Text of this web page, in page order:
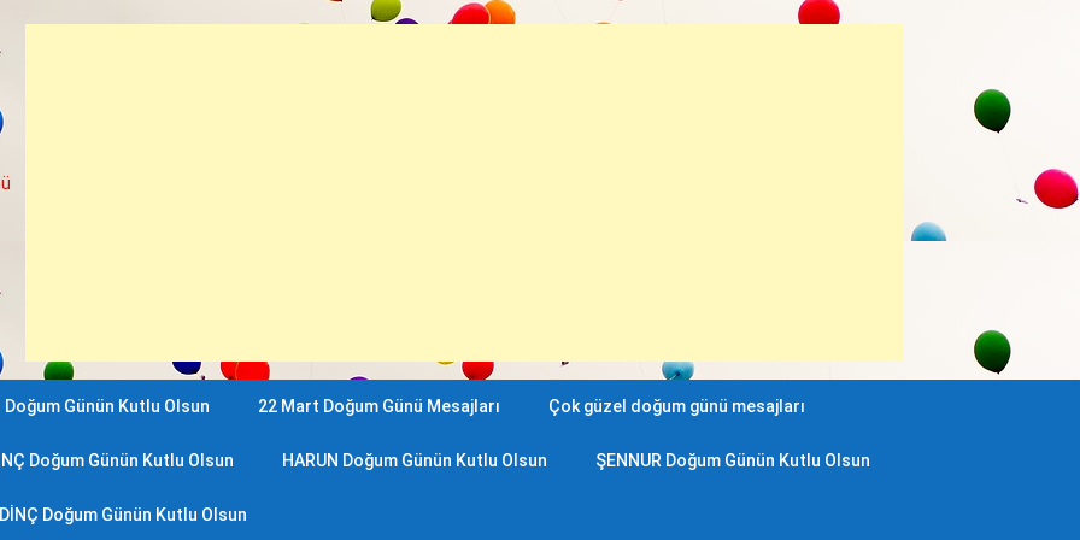
Doğum Günün Kutlu Olsun 22 Mart Doğum Günü Mesajları Çok güzel doğum günü mesajları
Doğum Günün Kutlu Olsun HARUN Doğum Günün Kutlu Olsun ŞENNUR Doğum Günün Kutlu Olsun
Doğum Günün Kutlu Olsun